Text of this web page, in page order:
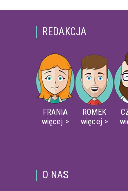
REDAKCJA
FRANIA
więcej >
ROMEK
więcej >
O NAS